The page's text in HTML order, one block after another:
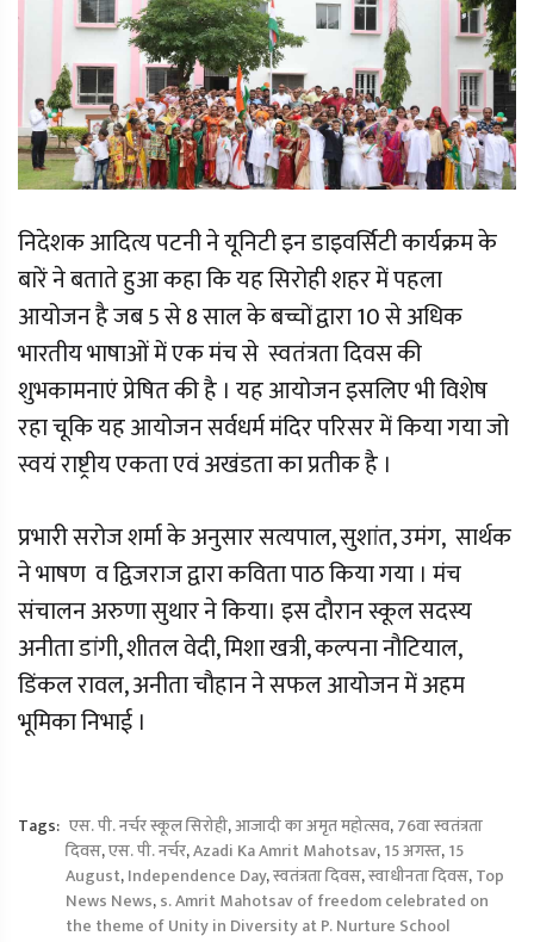
निदेशक आदित्य पटनी ने यूनिटी इन डाइवर्सिटी कार्यक्रम के
बारें ने बताते हुआ कहा कि यह सिरोही शहर में पहला
आयोजन है जब 5 से 8 साल के बच्चों द्वारा 10 से अधिक
भारतीय भाषाओं में एक मंच से स्वतंत्रता दिवस की
शुभकामनाएं प्रेषित की है । यह आयोजन इसलिए भी विशेष
रहा चूकि यह आयोजन सर्वधर्म मंदिर परिसर में किया गया जो
स्वयं राष्ट्रीय एकता एवं अखंडता का प्रतीक है ।
प्रभारी सरोज शर्मा के अनुसार सत्यपाल, सुशांत, उमंग, सार्थक
ने भाषण व द्विजराज द्वारा कविता पाठ किया गया । मंच
संचालन अरुणा सुथार ने किया। इस दौरान स्कूल सदस्य
अनीता डांगी, शीतल वेदी, मिशा खत्री, कल्पना नौटियाल,
डिंकल रावल, अनीता चौहान ने सफल आयोजन में अहम
भूमिका निभाई ।
Tags: एस. पी. नर्चर स्कूल सिरोही,आजादी का अमृत महोत्सव,76वा स्वतंत्रता
दिवस,एस. पी. नर्चर,Azadi Ka Amrit Mahotsav,15 अगस्त,15
August,Independence Day,स्वतंत्रता दिवस,स्वाधीनता दिवस,Top
News News,s. Amrit Mahotsav of freedom celebrated on
the theme of Unity in Diversity at P. Nurture School